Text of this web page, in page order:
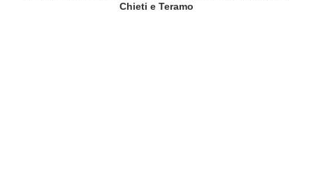
Chieti e Teramo